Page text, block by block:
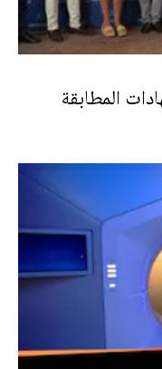
المطابقة